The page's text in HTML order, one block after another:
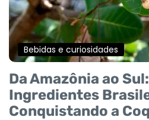
Bebidas e curiosidades
Da Amazônia ao
Ingredientes
Conquistando a